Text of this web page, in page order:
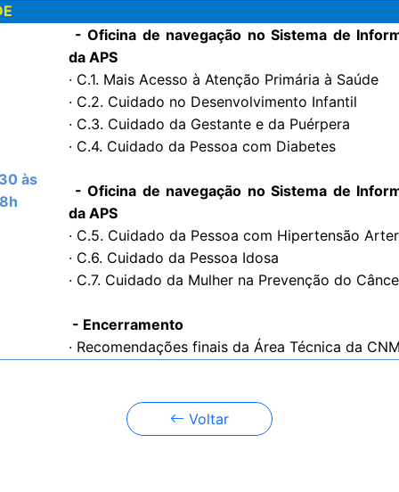
às
- Oficina de navegação no Sistema de
da APS
· C.1. Mais Acesso à Atenção Primária à Saúde
· C.2. Cuidado no Desenvolvimento Infantil
· C.3. Cuidado da Gestante e da Puérpera
· C.4. Cuidado da Pessoa com Diabetes
- Oficina de navegação no Sistema de
da APS
· C.5. Cuidado da Pessoa com Hipertensão
· C.6. Cuidado da Pessoa Idosa
· C.7. Cuidado da Mulher na Prevenção do
- Encerramento
· Recomendações finais da Área Técnica da
Voltar